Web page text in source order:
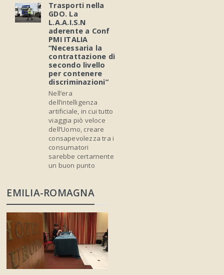
Trasporti nella
GDO. La
L.A.A.I.S.N
aderente a Conf
PMI ITALIA
“Necessaria la
contrattazione di
secondo livello
per contenere
discriminazioni”
Nell’era
dell’intelligenza
artificiale, in cui tutto
viaggia piò veloce
dell’Uomo, creare
consapevolezza tra i
consumatori
sarebbe certamente
un buon punto
EMILIA-ROMAGNA